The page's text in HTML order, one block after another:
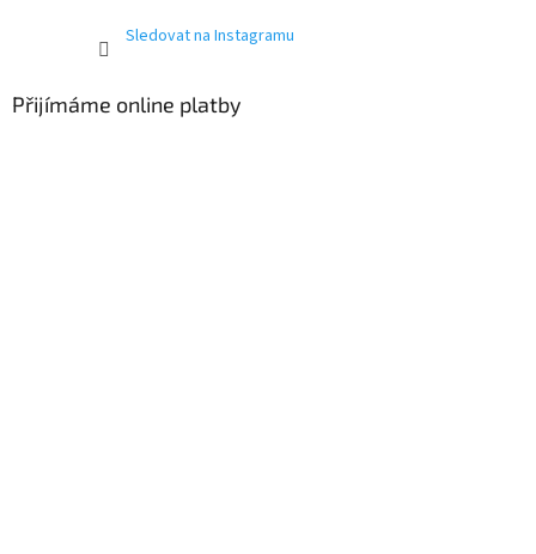
Sledovat na Instagramu
Přijímáme online platby